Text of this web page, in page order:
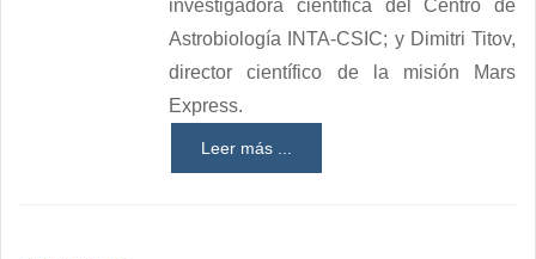
investigadora científica del Centro de
Astrobiología INTA-CSIC; y Dimitri Titov,
director científico de la misión Mars
Express.
Leer más ...